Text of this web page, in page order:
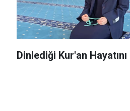
Dinlediği Kur'an